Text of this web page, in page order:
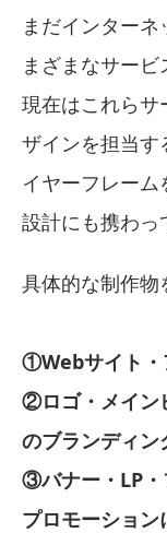
まだインター
まざまなサービ
現在はこれらサ
ザインを担当す
イヤーフレー
設計にも携わっ
具体的な制作物
①Webサイト・
②ロゴ・メイン
のブランディン
③バナー・LP・
プロモーショ